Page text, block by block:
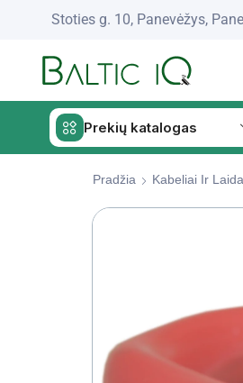
Stoties g. 10, Panevėžys,
Prekių katalogas
Pradžia Kabeliai Ir